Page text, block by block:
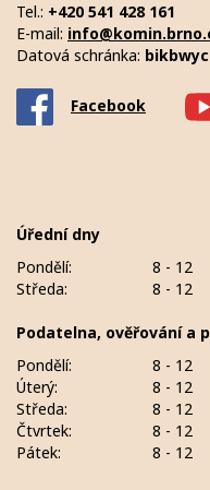
Tel.: +420 541 428 161
E-mail:
Datová schránka: bikbwyc
Facebook
Úřední dny
Pondělí:
8 - 12
Středa:
8 - 12
Podatelna, ověřování a
Pondělí:
8 - 12
Úterý:
8 - 12
Středa:
8 - 12
Čtvrtek:
8 - 12
Pátek:
8 - 12